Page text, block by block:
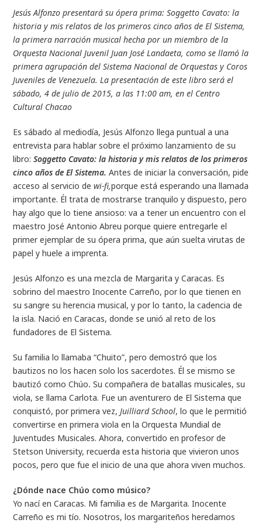
Jesús Alfonzo presentará su ópera prima: Soggetto Cavato: la
historia y mis relatos de los primeros cinco años de El Sistema,
la primera narración musical hecha por un miembro de la
Orquesta Nacional Juvenil Juan José Landaeta, como se llamó la
primera agrupación del Sistema Nacional de Orquestas y Coros
Juveniles de Venezuela. La presentación de este libro será el
sábado, 4 de julio de 2015, a las 11:00 am, en el Centro
Cultural Chacao
Es sábado al mediodía, Jesús Alfonzo llega puntual a una
entrevista para hablar sobre el próximo lanzamiento de su
libro:Soggetto Cavato: la historia y mis relatos de los primeros
cinco años de El Sistema. Antes de iniciar la conversación, pide
acceso al servicio dewi-fi,porque está esperando una llamada
importante. Él trata de mostrarse tranquilo y dispuesto, pero
hay algo que lo tiene ansioso: va a tener un encuentro con el
maestro José Antonio Abreu porque quiere entregarle el
primer ejemplar de su ópera prima, que aún suelta virutas de
papel y huele a imprenta.
Jesús Alfonzo es una mezcla de Margarita y Caracas. Es
sobrino del maestro Inocente Carreño, por lo que tienen en
su sangre su herencia musical, y por lo tanto, la cadencia de
la isla. Nació en Caracas, donde se unió al reto de los
fundadores de El Sistema.
Su familia lo llamaba “Chuito”, pero demostró que los
bautizos no los hacen solo los sacerdotes. Él se mismo se
bautizó como Chúo. Su compañera de batallas musicales, su
viola, se llama Carlota. Fue un aventurero de El Sistema que
conquistó, por primera vez,Juilliard School, lo que le permitió
convertirse en primera viola en la Orquesta Mundial de
Juventudes Musicales. Ahora, convertido en profesor de
Stetson University, recuerda esta historia que vivieron unos
pocos, pero que fue el inicio de una que ahora viven muchos.
¿Dónde nace Chúo como músico?
Yo nací en Caracas. Mi familia es de Margarita. Inocente
Carreño es mi tío. Nosotros, los margariteños heredamos